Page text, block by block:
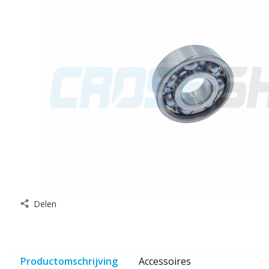
Delen
Productomschrijving Accessoires